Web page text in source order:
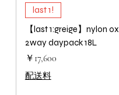
last 1!
【last 1:greige】nylon ox
2way daypack 18L
価格
￥17,600
配送料